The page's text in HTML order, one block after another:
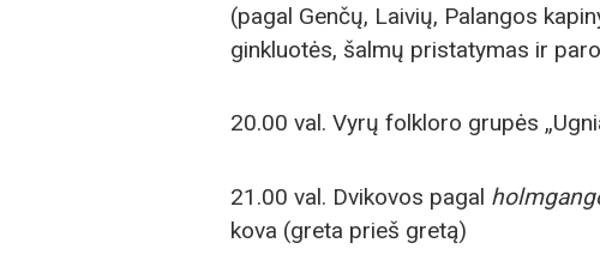
(pagal Genčų, Laivių, Palangos
ginkluotės, šalmų pristatymas ir
20.00 val. Vyrų folkloro grupės
21.00 val. Dvikovos pagal
kova (greta prieš gretą)